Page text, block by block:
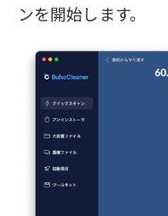
ンを開始します。